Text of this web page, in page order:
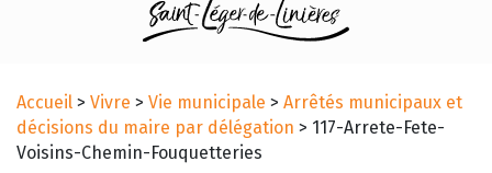
Accueil > Vivre > Vie municipale > Arrêtés municipaux et
décisions du maire par délégation > 117-Arrete-Fete-
Voisins-Chemin-Fouquetteries